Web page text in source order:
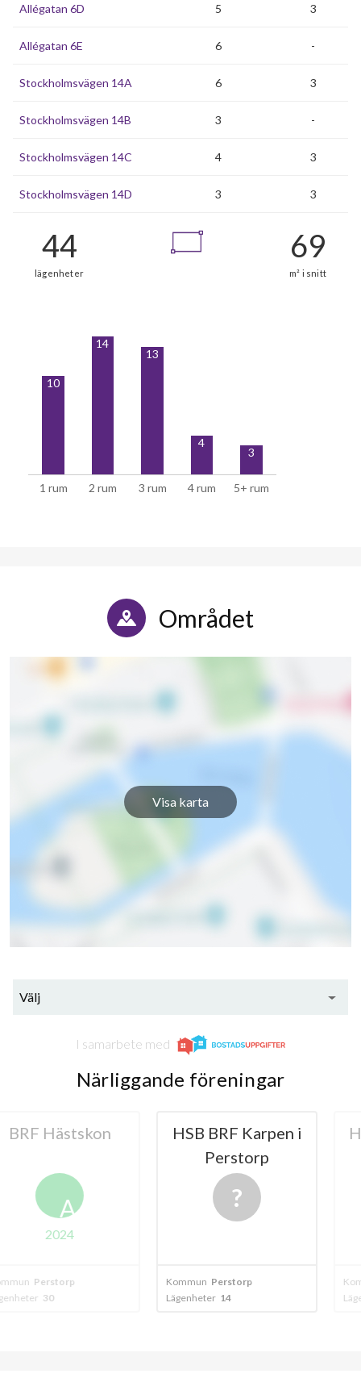
Allégatan 6D 5 3
Allégatan 6E 6 -
Stockholmsvägen 14A 6 3
Stockholmsvägen 14B 3 -
Stockholmsvägen 14C 4 3
Stockholmsvägen 14D 3 3
1 rum 2 rum 3 rum 4 rum 5+ rum
10
14
13
4
3
Området
Visa karta
Välj
I samarbete med
Närliggande föreningar
HSB BRF Karpen i
Perstorp
Perstorp
14
HSB
60